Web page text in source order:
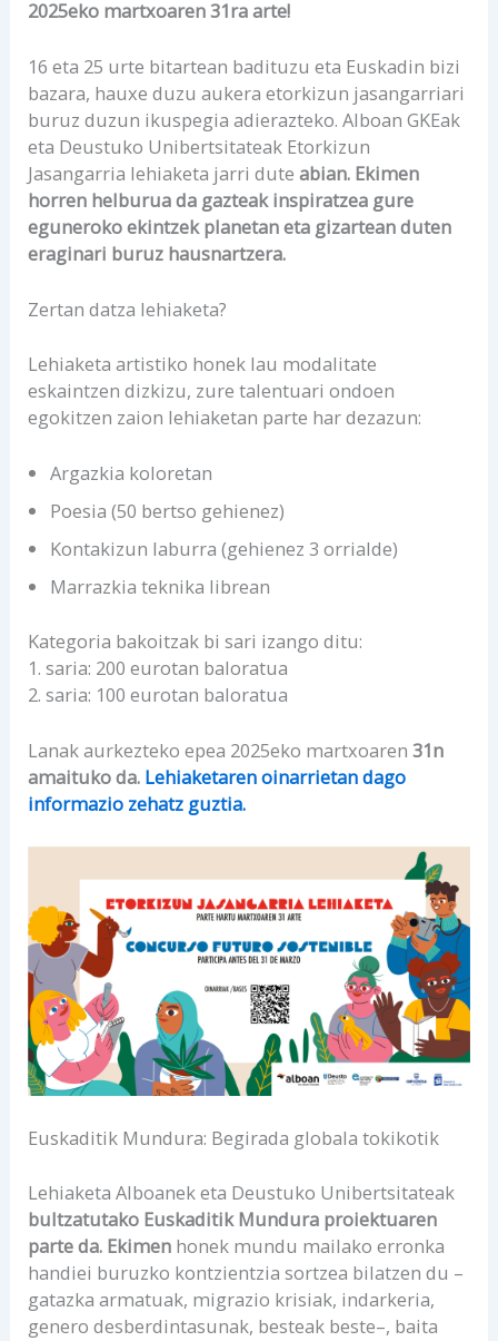
2025eko martxoaren 31ra arte!
​16 eta 25 urte bitartean badituzu eta Euskadin bizi
bazara, hauxe duzu aukera etorkizun jasangarriari
buruz duzun ikuspegia adierazteko. Alboan GKEak
eta Deustuko Unibertsitateak Etorkizun
Jasangarria lehiaketa jarri duteabian. Ekimen
horren helburua da gazteak inspiratzea gure
eguneroko ekintzek planetan eta gizartean duten
eraginari buruz hausnartzera.
Zertan datza lehiaketa?
Lehiaketa artistiko honek lau modalitate
eskaintzen dizkizu, zure talentuari ondoen
egokitzen zaion lehiaketan parte har dezazun:
Argazkia koloretan
Poesia (50 bertso gehienez)
Kontakizun laburra (gehienez 3 orrialde)
Marrazkia teknika librean
Kategoria bakoitzak bi sari izango ditu:
1. saria: 200 eurotan baloratua
2. saria: 100 eurotan baloratua
Lanak aurkezteko epea 2025eko martxoaren31n
amaituko da. Lehiaketaren oinarrietandago
informazio zehatz guztia.
Euskaditik Mundura: Begirada globala tokikotik
Lehiaketa Alboanek eta Deustuko Unibertsitateak
bultzatutako Euskaditik Mundura proiektuaren
parte da. Ekimen honek mundu mailako erronka
handiei buruzko kontzientzia sortzea bilatzen du –
gatazka armatuak, migrazio krisiak, indarkeria,
genero desberdintasunak, besteak beste–, baita